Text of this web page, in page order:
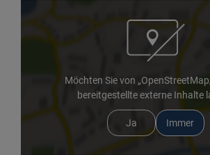
Möchten Sie von
bereitgestellte externe Inhalte
Ja Immer